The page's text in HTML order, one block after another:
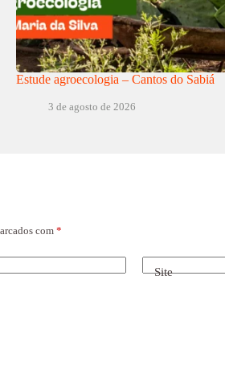
Estude agroecologia – Cantos do Sabiá
3 de agosto de 2026
com *
Site